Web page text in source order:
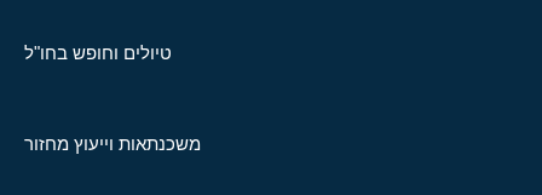
טיולים וחופש בחו"ל
משכנתאות וייעוץ מחזור